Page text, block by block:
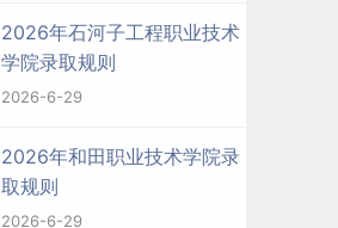
2026年石河子工程职业技术
学院录取规则
2026-6-29
2026年和田职业技术学院录
取规则
2026-6-29